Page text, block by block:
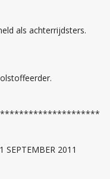
als achterrijdsters.
SEPTEMBER 2011